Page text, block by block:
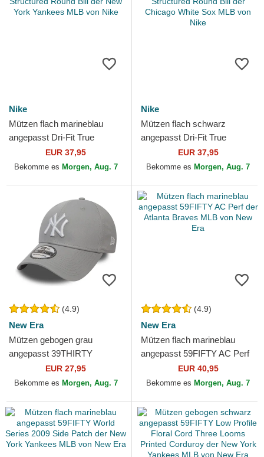
Nike
Mützen flach marineblau
angepasst Dri-Fit True
Structured Round Bill der
New York Yankees MLB
EUR 37,95
Bekomme es Morgen, Aug. 7
Nike
Mützen flach schwarz
angepasst Dri-Fit True
Structured Round Bill der
Chicago White Sox MLB von
EUR 37,95
Bekomme es Morgen, Aug. 7
(4.9)
New Era
Mützen gebogen grau
angepasst 39THIRTY
Classic der New York
Yankees MLB von New Era
EUR 27,95
Bekomme es Morgen, Aug. 7
(4.9)
New Era
Mützen flach marineblau
angepasst 59FIFTY AC Perf
der Atlanta Braves MLB von
New Era
EUR 40,95
Bekomme es Morgen, Aug. 7